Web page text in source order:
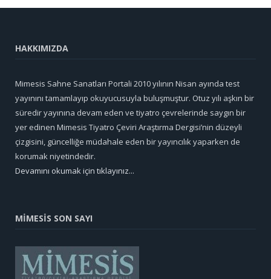
HAKKIMIZDA
Mimesis Sahne Sanatları Portali 2010 yılının Nisan ayında test
yayınını tamamlayıp okuyucusuyla buluşmuştur. Otuz yılı aşkın bir
süredir yayınına devam eden ve tiyatro çevrelerinde saygın bir
yer edinen Mimesis Tiyatro Çeviri Araştırma Dergisi’nin düzeyli
çizgisini, güncelliğe müdahale eden bir yayıncılık yaparken de
korumak niyetindedir.
Devamını okumak için tıklayınız...
MİMESİS SON SAYI